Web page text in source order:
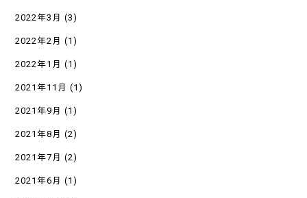
2022年3月 (3)
2022年2月 (1)
2022年1月 (1)
2021年11月 (1)
2021年9月 (1)
2021年8月 (2)
2021年7月 (2)
2021年6月 (1)